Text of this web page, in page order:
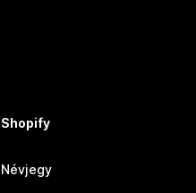
Shopify
Névjegy